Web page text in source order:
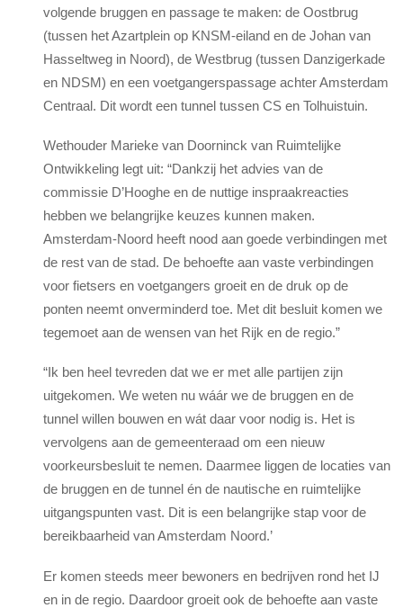
volgende bruggen en passage te maken: de Oostbrug
(tussen het Azartplein op KNSM-eiland en de Johan van
Hasseltweg in Noord), de Westbrug (tussen Danzigerkade
en NDSM) en een voetgangerspassage achter Amsterdam
Centraal. Dit wordt een tunnel tussen CS en Tolhuistuin.
Wethouder Marieke van Doorninck van Ruimtelijke
Ontwikkeling legt uit: “Dankzij het advies van de
commissie D’Hooghe en de nuttige inspraakreacties
hebben we belangrijke keuzes kunnen maken.
Amsterdam-Noord heeft nood aan goede verbindingen met
de rest van de stad. De behoefte aan vaste verbindingen
voor fietsers en voetgangers groeit en de druk op de
ponten neemt onverminderd toe. Met dit besluit komen we
tegemoet aan de wensen van het Rijk en de regio.”
“Ik ben heel tevreden dat we er met alle partijen zijn
uitgekomen. We weten nu wáár we de bruggen en de
tunnel willen bouwen en wát daar voor nodig is. Het is
vervolgens aan de gemeenteraad om een nieuw
voorkeursbesluit te nemen. Daarmee liggen de locaties van
de bruggen en de tunnel én de nautische en ruimtelijke
uitgangspunten vast. Dit is een belangrijke stap voor de
bereikbaarheid van Amsterdam Noord.’
Er komen steeds meer bewoners en bedrijven rond het IJ
en in de regio. Daardoor groeit ook de behoefte aan vaste